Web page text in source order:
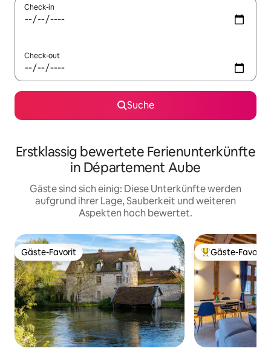
Check-in
Check-out
Suche
Erstklassig bewertete Ferienunterkünfte
in Département Aube
Gäste sind sich einig: Diese Unterkünfte werden
aufgrund ihrer Lage, Sauberkeit und weiteren
Aspekten hoch bewertet.
Gäste-Favorit
Gäste-Favorit Beliebter Gäste-
Gäste-Favorit